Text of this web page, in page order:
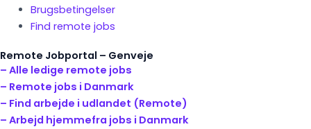
Brugsbetingelser
Find remote jobs
Remote Jobportal – Genveje
– Alle ledige remote jobs
– Remote jobs i Danmark
– Find arbejde i udlandet (Remote)
– Arbejd hjemmefra jobs i Danmark